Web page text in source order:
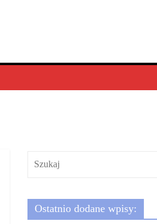
Ostatnio dodane wpisy: